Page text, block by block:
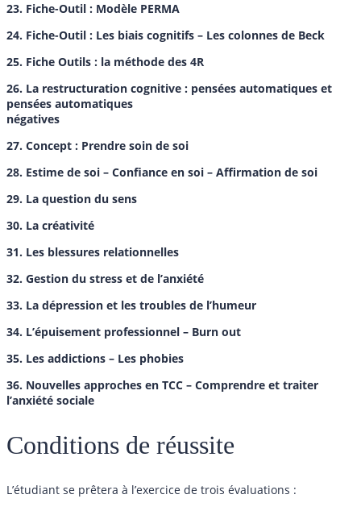
23. Fiche-Outil : Modèle PERMA
24. Fiche-Outil : Les biais cognitifs – Les colonnes de Beck
25. Fiche Outils : la méthode des 4R
26. La restructuration cognitive : pensées automatiques et
pensées automatiques
négatives
27. Concept : Prendre soin de soi
28. Estime de soi – Confiance en soi – Affirmation de soi
29. La question du sens
30. La créativité
31. Les blessures relationnelles
32. Gestion du stress et de l’anxiété
33. La dépression et les troubles de l’humeur
34. L’épuisement professionnel – Burn out
35. Les addictions – Les phobies
36. Nouvelles approches en TCC – Comprendre et traiter
l’anxiété sociale
Conditions de réussite
L’étudiant se prêtera à l’exercice de trois évaluations :